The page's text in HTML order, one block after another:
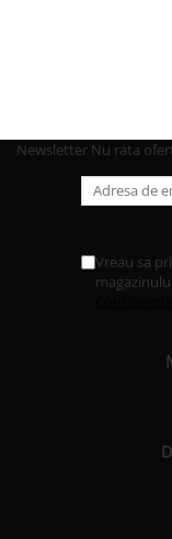
Newsletter Nu rata
Vreau sa